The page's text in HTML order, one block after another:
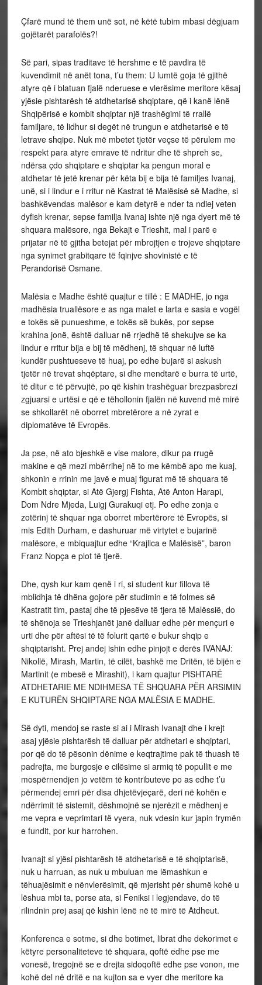
Çfarë mund të them unë sot, në këtë tubim mbasi dëgjuam
gojëtarët parafolës?!
Së pari, sipas traditave të hershme e të pavdira të
kuvendimit në anët tona, t’u them: U lumtë goja të gjithë
atyre që i blatuan fjalë nderuese e vlerësime meritore kësaj
yjësie pishtarësh të atdhetarisë shqiptare, që i kanë lënë
Shqipërisë e kombit shqiptar një trashëgimi të rrallë
familjare, të lidhur si degët në trungun e atdhetarisë e të
letrave shqipe. Nuk më mbetet tjetër veçse të përulem me
respekt para atyre emrave të ndritur dhe të shpreh se,
ndërsa çdo shqiptare e shqiptar ka pengun moral e
atdhetar të jetë krenar për këta bij e bija të familjes Ivanaj,
unë, si i lindur e i rritur në Kastrat të Malësisë së Madhe, si
bashkëvendas malësor e kam detyrë e nder ta ndiej veten
dyfish krenar, sepse familja Ivanaj ishte një nga dyert më të
shquara malësore, nga Bekajt e Trieshit, mal i parë e
prijatar në të gjitha betejat për mbrojtjen e trojeve shqiptare
nga synimet grabitqare të fqinjve shovinistë e të
Perandorisë Osmane.
Malësia e Madhe është quajtur e tillë : E MADHE, jo nga
madhësia truallësore e as nga malet e larta e sasia e vogël
e tokës së punueshme, e tokës së bukës, por sepse
krahina jonë, është dalluar në rrjedhë të shekujve se ka
lindur e rritur bija e bij të mëdhenj, të shquar në luftë
kundër pushtueseve të huaj, po edhe bujarë si askush
tjetër në trevat shqëptare, si dhe mendtarë e burra të urtë,
të ditur e të përvujtë, po që kishin trashëguar brezpasbrezi
zgjuarsi e urtësi e që e tëhollonin fjalën në kuvend më mirë
se shkollarët në oborret mbretërore a në zyrat e
diplomatëve të Evropës.
Ja pse, në ato bjeshkë e vise malore, dikur pa rrugë
makine e që mezi mbërrihej në to me këmbë apo me kuaj,
shkonin e rrinin me javë e muaj figurat më të shquara të
Kombit shqiptar, si Atë Gjergj Fishta, Atë Anton Harapi,
Dom Ndre Mjeda, Luigj Gurakuqi etj. Po edhe zonja e
zotërinj të shquar nga oborret mbertërore të Evropës, si
mis Edith Durham, e dashuruar më virtytet e bujarinë
malësore, e mbiquajtur edhe “Krajlica e Malësisë”, baron
Franz Nopça e plot të tjerë.
Dhe, qysh kur kam qenë i ri, si student kur fillova të
mblidhja të dhëna gojore për studimin e të folmes së
Kastratit tim, pastaj dhe të pjesëve të tjera të Malëssië, do
të shënoja se Trieshjanët janë dalluar edhe për mençuri e
urti dhe për aftësi të të folurit qartë e bukur shqip e
shqiptarisht. Prej andej ishin edhe pinjojt e derës IVANAJ:
Nikollë, Mirash, Martin, të cilët, bashkë me Dritën, të bijën e
Martinit (e mbesë e Mirashit), i kam quajtur PISHTARË
ATDHETARIE ME NDIHMESA TË SHQUARA PËR ARSIMIN
E KUTURËN SHQIPTARE NGA MALËSIA E MADHE.
Së dyti, mendoj se raste si ai i Mirash Ivanajt dhe i krejt
asaj yjësie pishtarësh të dalluar për atdhetari e shqiptari,
por që do të pësonin dënime e keqtrajtime pak të thuash të
padrejta, me burgosje e cilësime si armiq të popullit e me
mospërnendjen jo vetëm të kontributeve po as edhe t’u
përmendej emri për disa dhjetëvjeçarë, deri në kohën e
ndërrimit të sistemit, dëshmojnë se njerëzit e mëdhenj e
me vepra e veprimtari të vyera, nuk vdesin kur japin frymën
e fundit, por kur harrohen.
Ivanajt si yjësi pishtarësh të atdhetarisë e të shqiptarisë,
nuk u harruan, as nuk u mbuluan me lëmashkun e
tëhuajësimit e nënvlerësimit, që mjerisht për shumë kohë u
lëshua mbi ta, porse ata, si Feniksi i legjendave, do të
rilindnin prej asaj që kishin lënë në të mirë të Atdheut.
Konferenca e sotme, si dhe botimet, librat dhe dekorimet e
këtyre personaliteteve të shquara, qoftë edhe pse me
vonesë, tregojnë se e drejta sidoqoftë edhe pse vonon, me
kohë del në dritë e na kujton sa e vyer dhe meritore ka